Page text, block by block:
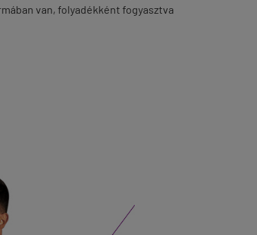
van, folyadékként fogyasztva